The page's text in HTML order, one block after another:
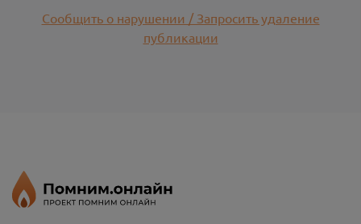
Сообщить о нарушении / Запросить удаление
публикации